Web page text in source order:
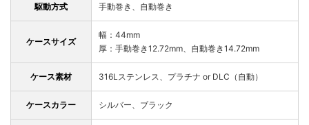
駆動方式 手動巻き、自動巻き
ケースサイズ
幅：44mm
厚：手動巻き12.72mm、自動巻き14.72mm
ケース素材 316Lステンレス、プラチナ or DLC（自動）
ケースカラー シルバー、ブラック